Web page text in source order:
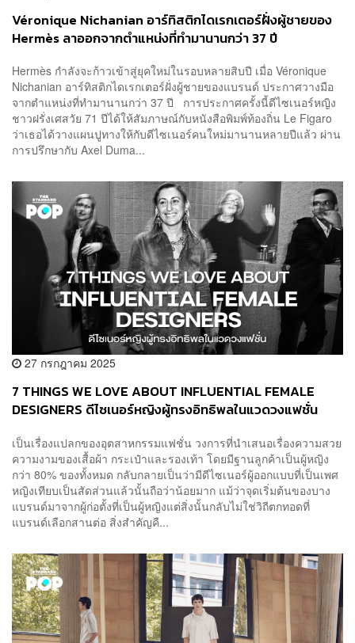
Véronique Nichanian อาร์ทิสติกไดเรกเตอร์ฝั่งผู้ชายของ
Hermès ลาออกจากตำแหน่งที่ทำมานานกว่า 37 ปี
Hermès กำลังจะก้าวเข้าสู่ยุคใหม่ในรอบหลายสิบปี เมื่อ Véronique
Nichanian อาร์ทิสติกไดเรกเตอร์ฝั่งผู้ชายของแบรนด์ ประกาศวางมือ
จากตำแหน่งที่ทำมานานกว่า 37 ปี การประกาศครั้งนี้ดีไซเนอร์หญิง
ชาวฝรั่งเศสวัย 71 ปีได้ให้สัมภาษณ์กับหนังสือพิมพ์ท้องถิ่น Le Figaro
ว่าเธอได้วางแผนปูทางให้กับดีไซเนอร์คนใหม่มานานหลายปีแล้ว ผ่าน
การปรึกษากับ Axel Duma...
27 กรกฎาคม 2025
7 THINGS WE LOVE ABOUT INFLUENTIAL FEMALE
DESIGNERS ดีไซเนอร์หญิงผู้ทรงอิทธิพลในแวดวงแฟชั่น
เป็นเรื่องแปลกของอุตสาหกรรมแฟชั่น วงการที่นำเสนอเรื่องความสวย
ความงามของเสื้อผ้า กระเป๋าและรองเท้า โดยมีฐานลูกค้าเป็นผู้หญิง
กว่า 80% ของทั้งหมด กลับกลายเป็นว่ามีดีไซเนอร์ผู้ออกแบบที่เป็นเพศ
หญิงเทียบเป็นสัดส่วนแล้วนั้นถือว่าน้อยมาก แม้ว่าจุดเริ่มต้นของบาง
แบรนด์มาจากผู้ก่อตั้งที่เป็นผู้หญิงแต่สิ่งนั้นกลับไม่ใช่วิถีตกทอดที่
แบรนด์เลือกสานต่อ สิ่งสำคัญคื...